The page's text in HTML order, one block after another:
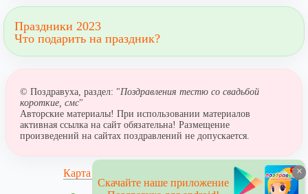
Праздники 2023
Что подарить на праздник?
© Поздравуха, раздел: "Поздравления тестю со свадьбой
короткие, смс"
Авторские материалы! При использовании материалов
активная ссылка на сайт обязательна! Размещение
произведений на сайтах поздравлений не допускается.
Карта сайта
×
Скачайте наше приложение